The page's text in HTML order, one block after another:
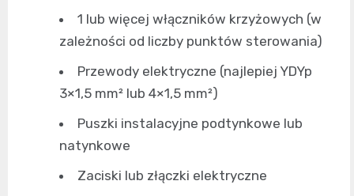
1 lub więcej włączników krzyżowych (w
zależności od liczby punktów sterowania)
Przewody elektryczne (najlepiej YDYp
3×1,5 mm² lub 4×1,5 mm²)
Puszki instalacyjne podtynkowe lub
natynkowe
Zaciski lub złączki elektryczne